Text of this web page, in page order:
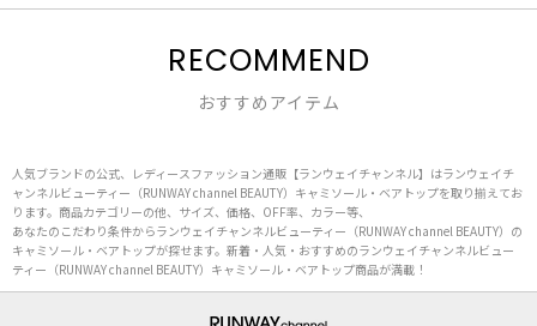
RECOMMEND
おすすめアイテム
人気ブランドの公式、レディースファッション通販【ランウェイチャンネル】はランウェイチ
ャンネルビューティー（RUNWAY channel BEAUTY）キャミソール・ベアトップを取り揃えてお
ります。商品カテゴリーの他、サイズ、価格、OFF率、カラー等、
あなたのこだわり条件からランウェイチャンネルビューティー（RUNWAY channel BEAUTY）の
キャミソール・ベアトップが探せます。新着・人気・おすすめのランウェイチャンネルビュー
ティー（RUNWAY channel BEAUTY）キャミソール・ベアトップ商品が満載！